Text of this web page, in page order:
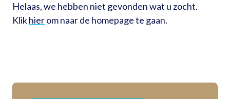
Helaas, we hebben niet gevonden wat u zocht.
Klikhierom naar de homepage te gaan.